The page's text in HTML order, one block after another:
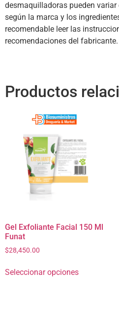
desmaquilladoras pueden
según la marca y los
recomendable leer las
recomendaciones del fabricante.
Productos
Gel Exfoliante Facial 150 Ml
Funat
$28,450.00
Seleccionar opciones